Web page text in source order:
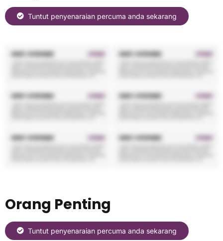
Tuntut penyenaraian percuma anda sekarang
Orang Penting
Tuntut penyenaraian percuma anda sekarang